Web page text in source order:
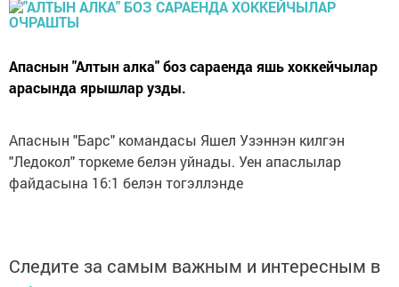
Апаснын "Алтын алка" боз сараенда яшь хоккейчылар
арасында ярышлар узды.
Апаснын "Барс" командасы Яшел Узэннэн килгэн
"Ледокол" торкеме белэн уйнады. Уен апаслылар
файдасына 16:1 белэн тогэллэнде
Следите за самым важным и интересным в